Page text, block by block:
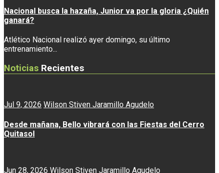
Nacional busca la hazaña, Junior va por la gloria ¿Quién
ganará?
Atlético Nacional realizó ayer domingo, su último
entrenamiento...
Noticias Recientes
Jul 9, 2026 Wilson Stiven Jaramillo Agudelo
Desde mañana, Bello vibrará con las Fiestas del Cerro
Quitasol
Jun 28, 2026 Wilson Stiven Jaramillo Agudelo